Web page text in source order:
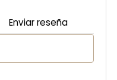
Enviar reseña